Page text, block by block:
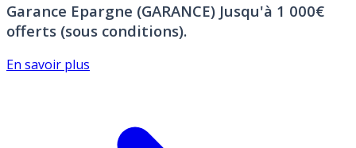
Garance Epargne (GARANCE) Jusqu'à 1 000€
offerts (sous conditions).
En savoir plus